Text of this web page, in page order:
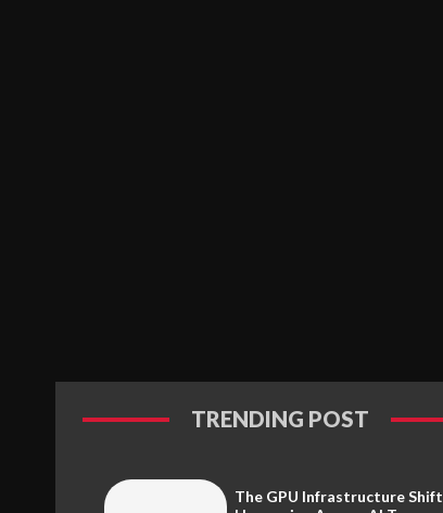
TRENDING POST
The GPU Infrastructure Shift